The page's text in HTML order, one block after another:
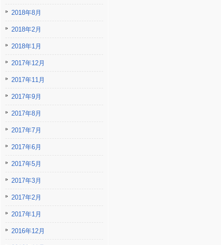
2018年8月
2018年2月
2018年1月
2017年12月
2017年11月
2017年9月
2017年8月
2017年7月
2017年6月
2017年5月
2017年3月
2017年2月
2017年1月
2016年12月